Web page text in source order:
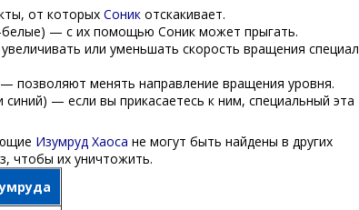
от которыхСоник отскакивает.
белые) — с их помощью Соник может прыгать.
или уменьшать скорость вращения специал
позволяют менять направление вращения уровня.
— если вы прикасаетесь к ним, специальный эта
Изумруд Хаоса не могут быть найдены в других
чтобы их уничтожить.